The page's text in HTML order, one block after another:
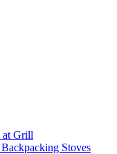
at Grill
Stoves